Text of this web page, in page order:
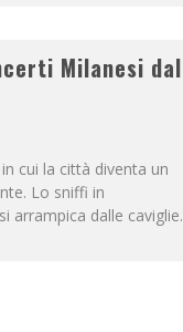
Milanesi dal
cui la città diventa un
Lo sniffi in
arrampica dalle caviglie.